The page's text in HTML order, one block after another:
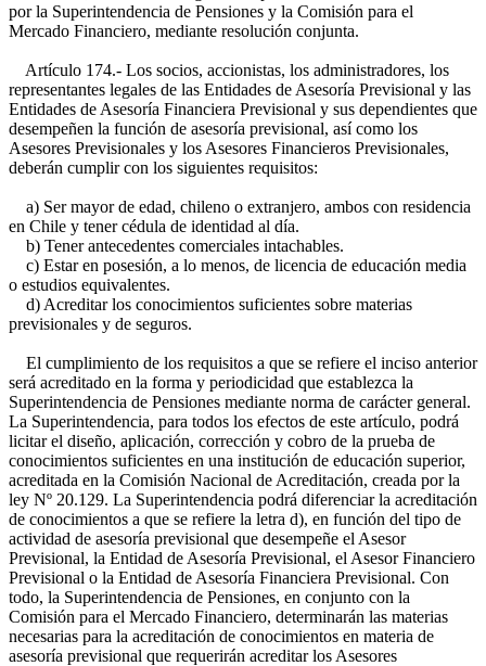
por la Superintendencia de Pensiones y la Comisión para el
Mercado Financiero, mediante resolución conjunta.
Artículo 174.- Los socios, accionistas, los administradores, los
representantes legales de las Entidades de Asesoría Previsional y las
Entidades de Asesoría Financiera Previsional y sus dependientes que
desempeñen la función de asesoría previsional, así como los
Asesores Previsionales y los Asesores Financieros Previsionales,
deberán cumplir con los siguientes requisitos:
a) Ser mayor de edad, chileno o extranjero, ambos con residencia
en Chile y tener cédula de identidad al día.
b) Tener antecedentes comerciales intachables.
c) Estar en posesión, a lo menos, de licencia de educación media
o estudios equivalentes.
d) Acreditar los conocimientos suficientes sobre materias
previsionales y de seguros.
El cumplimiento de los requisitos a que se refiere el inciso anterior
será acreditado en la forma y periodicidad que establezca la
Superintendencia de Pensiones mediante norma de carácter general.
La Superintendencia, para todos los efectos de este artículo, podrá
licitar el diseño, aplicación, corrección y cobro de la prueba de
conocimientos suficientes en una institución de educación superior,
acreditada en la Comisión Nacional de Acreditación, creada por la
ley Nº 20.129. La Superintendencia podrá diferenciar la acreditación
de conocimientos a que se refiere la letra d), en función del tipo de
actividad de asesoría previsional que desempeñe el Asesor
Previsional, la Entidad de Asesoría Previsional, el Asesor Financiero
Previsional o la Entidad de Asesoría Financiera Previsional. Con
todo, la Superintendencia de Pensiones, en conjunto con la
Comisión para el Mercado Financiero, determinarán las materias
necesarias para la acreditación de conocimientos en materia de
asesoría previsional que requerirán acreditar los Asesores